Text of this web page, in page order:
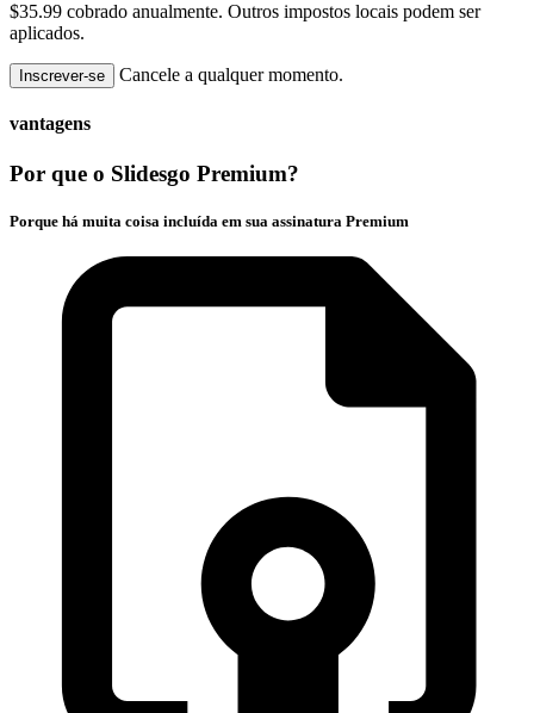
$35.99 cobrado anualmente. Outros impostos locais podem ser
aplicados.
Inscrever-se Cancele a qualquer momento.
vantagens
Por que o Slidesgo Premium?
Porque há muita coisa incluída em sua assinatura Premium